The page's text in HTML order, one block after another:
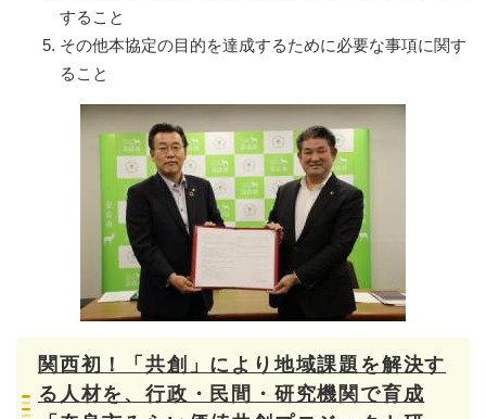
すること
その他本協定の目的を達成するために必要な事項に関す
ること
関西初！「共創」により地域課題を解決す
る人材を、行政・民間・研究機関で育成